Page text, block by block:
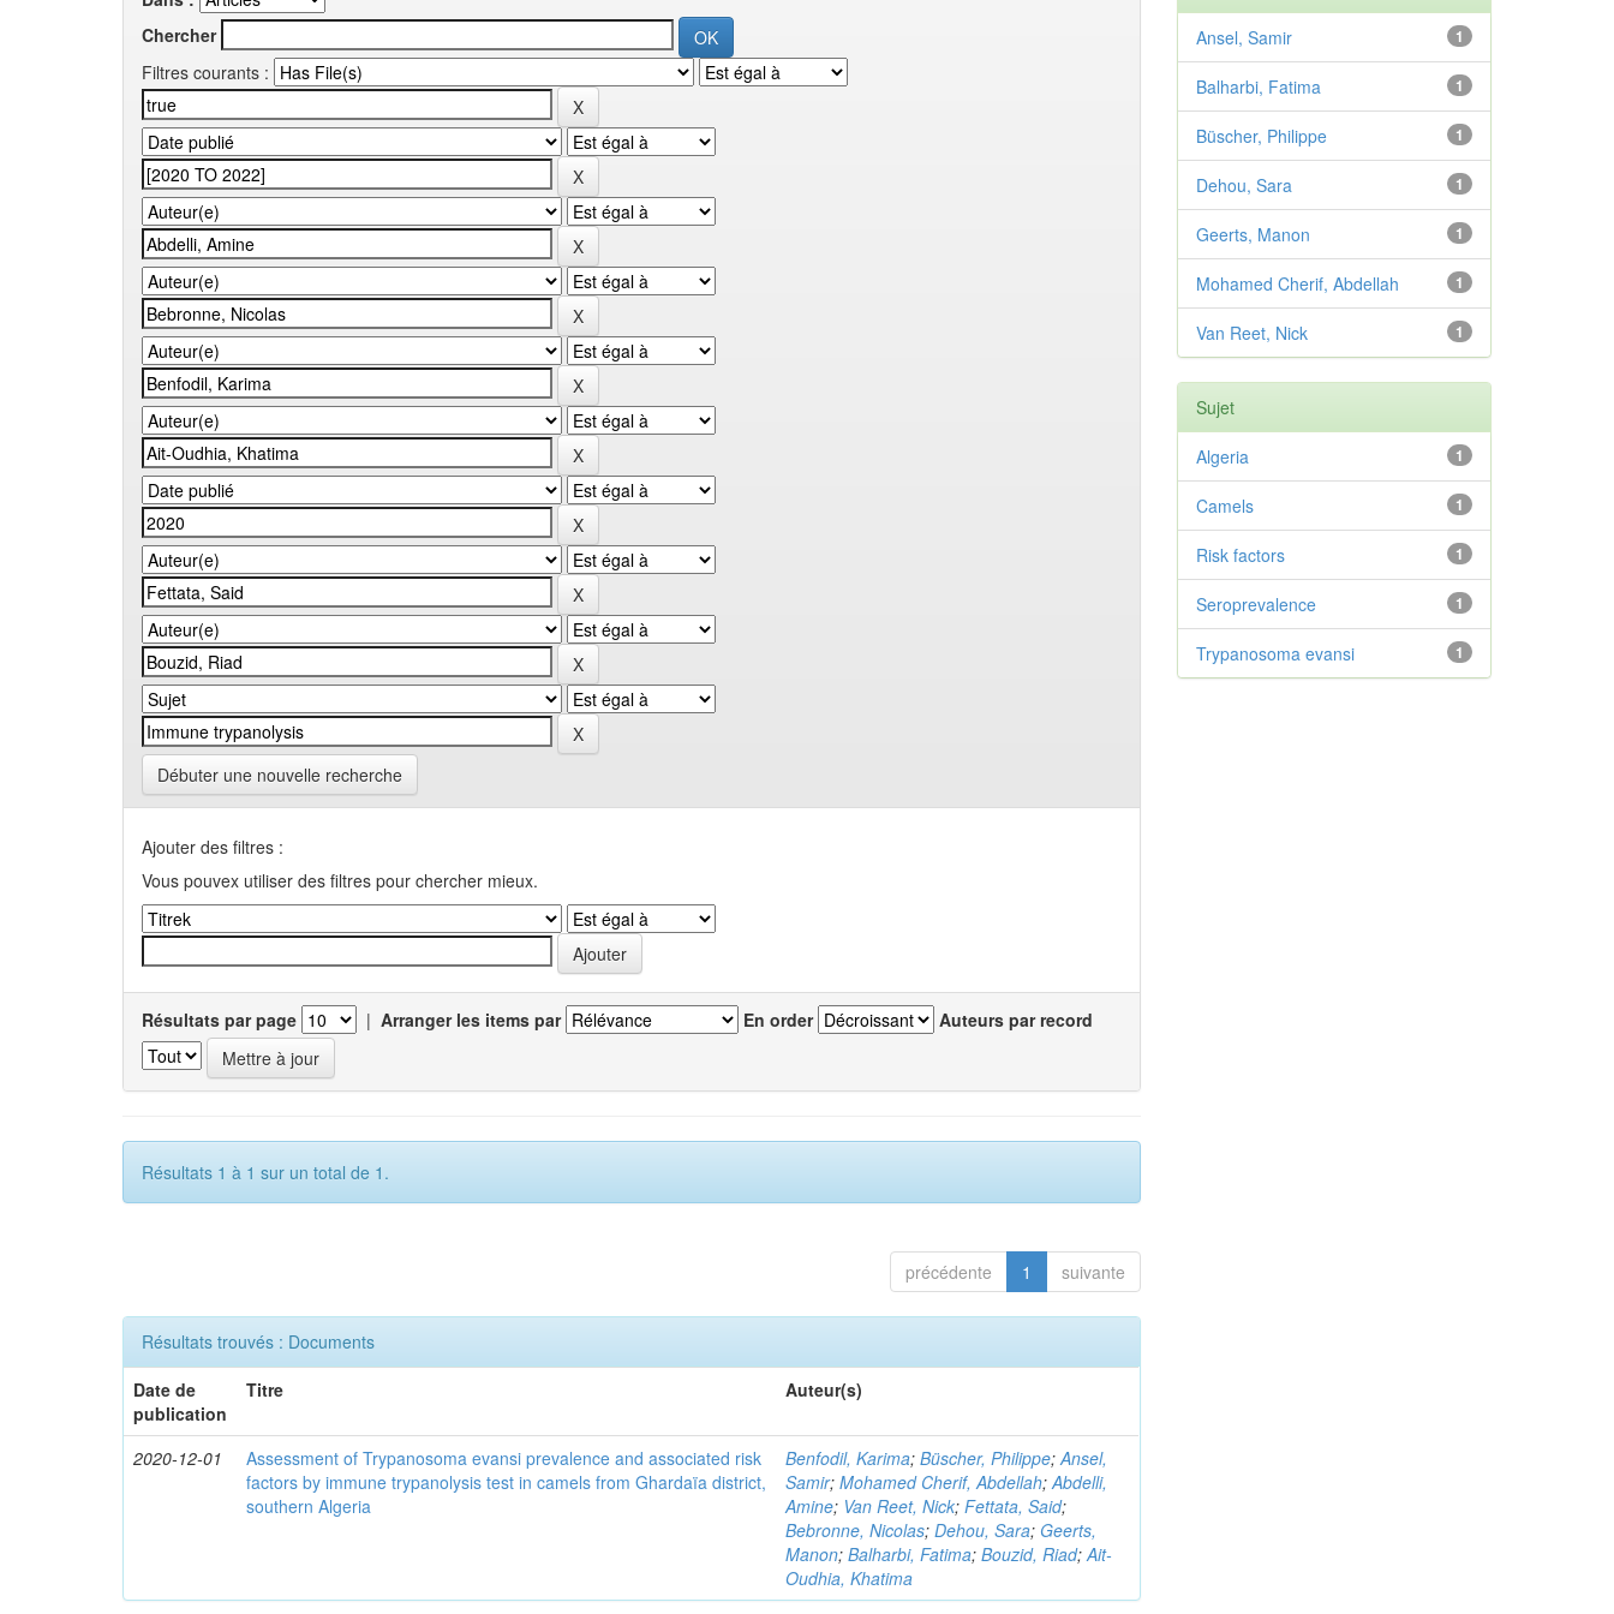
Chercher
Filtres courants :
Débuter une nouvelle recherche
Ajouter des filtres :
Vous pouvex utiliser des filtres pour chercher mieux.
Résultats par page | Arranger les items par En order Auteurs par record
Résultats 1 à 1 sur un total de 1.
précédente 1 suivante
Résultats trouvés : Documents
Date de
publication
Titre Auteur(s)
2020-12-01
Assessment of Trypanosoma evansi prevalence and associated risk
factors by immune trypanolysis test in camels from Ghardaïa district,
southern Algeria
Benfodil, Karima;Büscher, Philippe;Ansel,
Samir;Mohamed Cherif, Abdellah;Abdelli,
Amine; Van Reet, Nick;Fettata, Said;
Bebronne, Nicolas;Dehou, Sara; Geerts,
Manon;Balharbi, Fatima;Bouzid, Riad;Ait-
Oudhia, Khatima
1
Ansel, Samir
1
Balharbi, Fatima
1
Büscher, Philippe
1
Dehou, Sara
1
Geerts, Manon
1
Mohamed Cherif, Abdellah
1
Van Reet, Nick
Sujet
1
Algeria
1
Camels
1
Risk factors
1
Seroprevalence
1
Trypanosoma evansi